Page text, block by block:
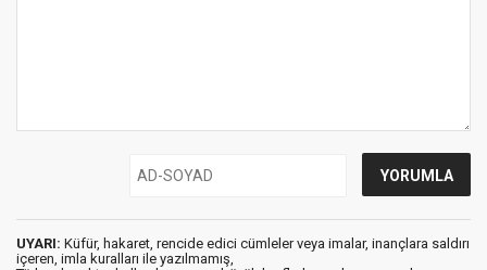
UYARI: Küfür, hakaret, rencide edici cümleler veya imalar, inançlara saldırı
içeren, imla kuralları ile yazılmamış,